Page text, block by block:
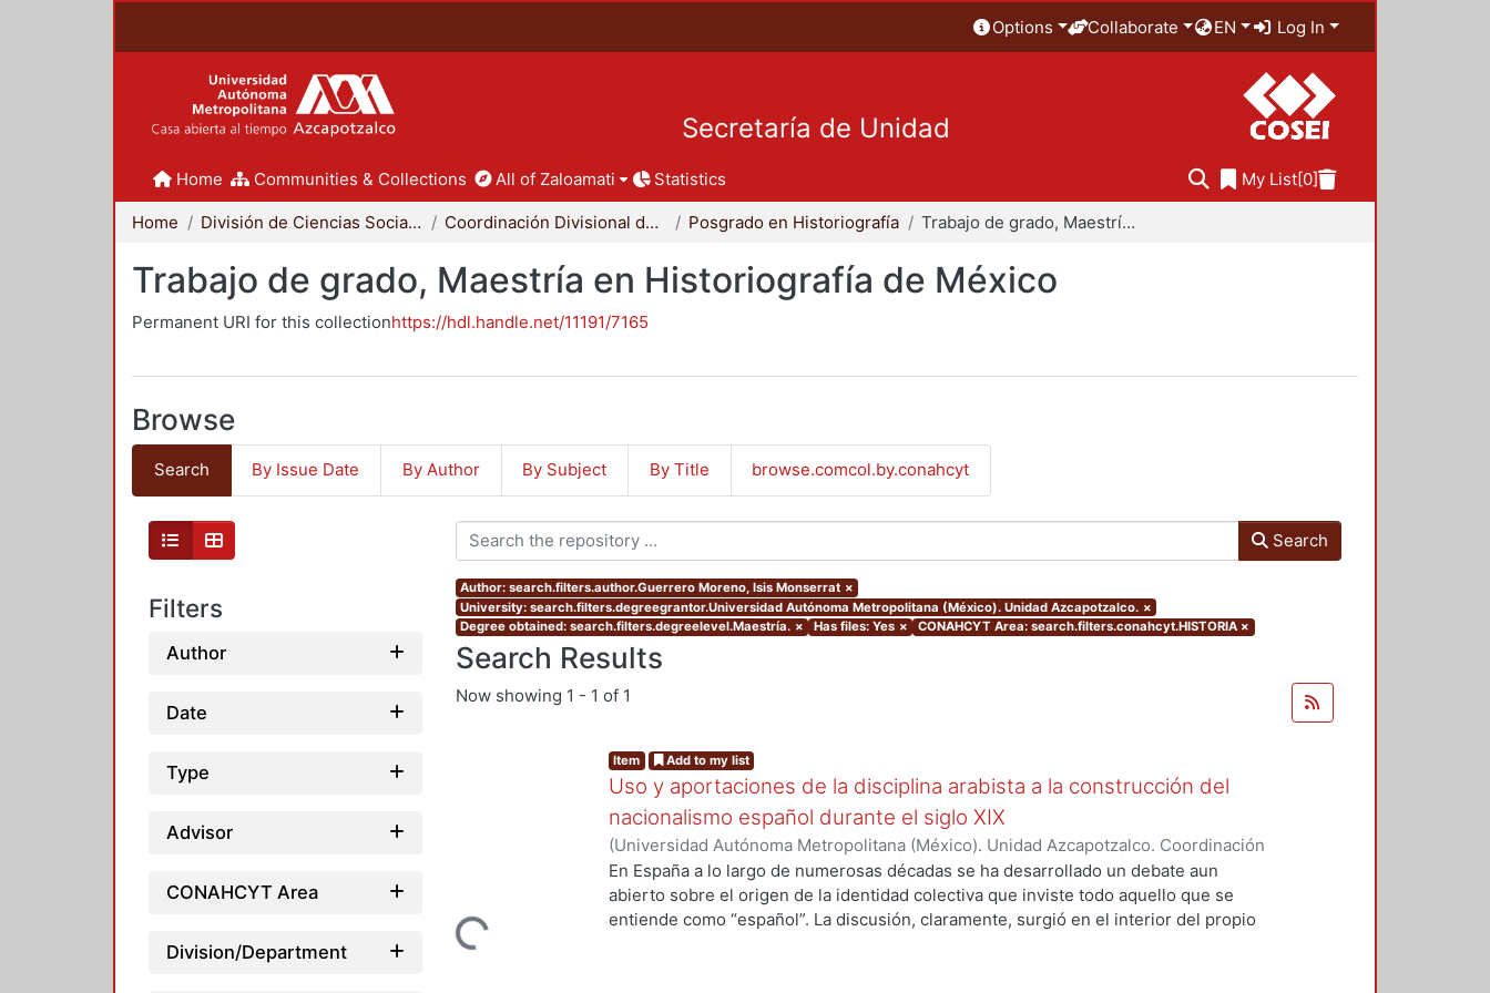
Options Collaborate EN Log In
Secretaría de Unidad
Home Communities & Collections All of Zaloamati Statistics My List[0]
Home División de Ciencias Sociales y Humanidades Coordinación Divisional de Posgrado Posgrado en Historiografía Trabajo de grado, Maestría en Historiografía de México
Trabajo de grado, Maestría en Historiografía de México
Permanent URI for this collectionhttps://hdl.handle.net/11191/7165
Browse
Search By Issue Date By Author By Subject By Title browse.comcol.by.conahcyt
Filters
Author
Date
Type
Advisor
CONAHCYT Area
Division/Department
Search
Author: search.filters.author.Guerrero Moreno, Isis Monserrat ×
University: search.filters.degreegrantor.Universidad Autónoma Metropolitana (México). Unidad Azcapotzalco. ×
Degree obtained: search.filters.degreelevel.Maestría. × Has files: Yes × CONAHCYT Area: search.filters.conahcyt.HISTORIA ×
Search Results
Now showing 1 - 1 of 1
Loading...
Item Add to my list
Uso y aportaciones de la disciplina arabista a la construcción del
nacionalismo español durante el siglo XIX
(Universidad Autónoma Metropolitana (México). Unidad Azcapotzalco. Coordinación
de Servicios de Información.,2015-09)Guerrero Moreno, Isis Monserrat
En España a lo largo de numerosas décadas se ha desarrollado un debate aun
abierto sobre el origen de la identidad colectiva que inviste todo aquello que se
entiende como “español”. La discusión, claramente, surgió en el interior del propio